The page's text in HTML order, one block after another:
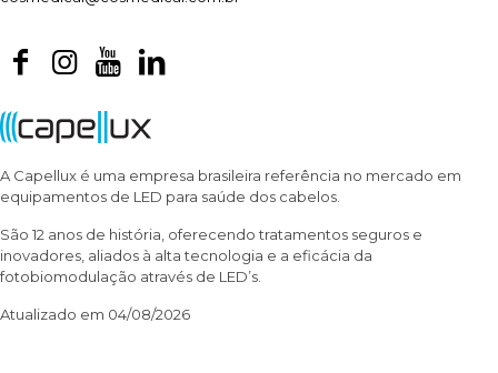
A Capellux é uma empresa brasileira referência no mercado em
equipamentos de LED para saúde dos cabelos.
São 12 anos de história, oferecendo tratamentos seguros e
inovadores, aliados à alta tecnologia e a eficácia da
fotobiomodulação através de LED’s.
Atualizado em 04/08/2026